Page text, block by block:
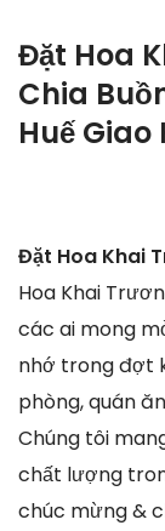
Đặt Hoa
Chia
Huế Giao
Đặt Hoa Khai
Hoa Khai
các ai mong
nhớ trong đợt
phòng, quán
Chúng tôi
chất lượng
chúc mừng &